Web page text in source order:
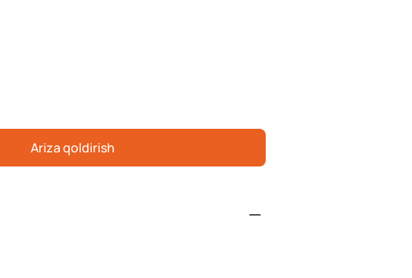
Ariza qoldirish